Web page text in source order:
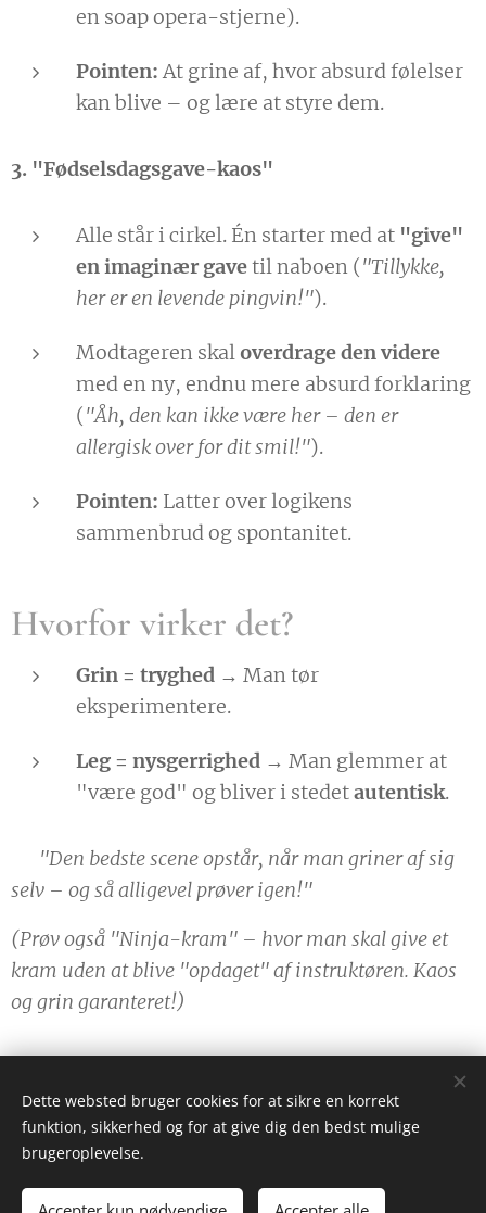
en soap opera-stjerne).
Pointen:At grine af, hvor absurd følelser
kan blive – og lære at styre dem.
3. "Fødselsdagsgave-kaos"
Alle står i cirkel. Én starter med at "give"
en imaginær gavetil naboen ("Tillykke,
her er en levende pingvin!").
Modtageren skaloverdrage den videre
med en ny, endnu mere absurd forklaring
("Åh, den kan ikke være her – den er
allergisk over for dit smil!").
Pointen: Latter over logikens
sammenbrud og spontanitet.
Hvorfor virker det?
Grin = tryghed → Man tør
eksperimentere.
Leg = nysgerrighed → Man glemmer at
"være god" og bliver i stedetautentisk.
"Den bedste scene opstår, når man griner af sig
selv – og så alligevel prøver igen!"
(Prøv også "Ninja-kram" – hvor man skal give et
kram uden at blive "opdaget" af instruktøren. Kaos
og grin garanteret!)
Ulf.torlyn@gmail.com
Dette websted bruger cookies for at sikre en korrekt
funktion, sikkerhed og for at give dig den bedst mulige
brugeroplevelse.